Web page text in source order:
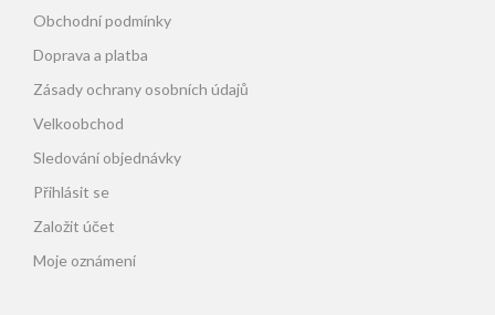
Obchodní podmínky
Doprava a platba
Zásady ochrany osobních údajů
Velkoobchod
Sledování objednávky
Přihlásit se
Založit účet
Moje oznámení